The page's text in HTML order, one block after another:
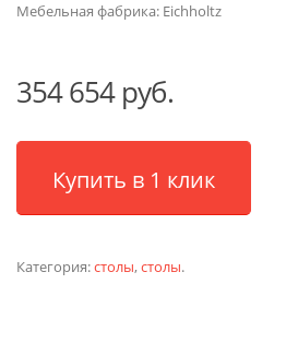
Мебельная фабрика: Eichholtz
354 654 руб.
Купить в 1 клик
Категория:столы,столы.